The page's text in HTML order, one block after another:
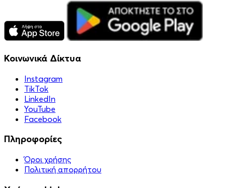
Κοινωνικά Δίκτυα
Instagram
TikTok
LinkedIn
YouTube
Facebook
Πληροφορίες
Όροι χρήσης
Πολιτική απορρήτου